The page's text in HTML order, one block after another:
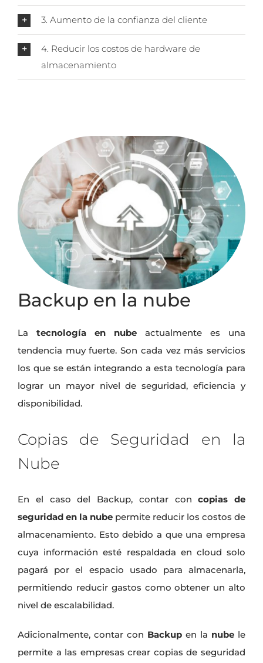
3. Aumento de la confianza del cliente
4. Reducir los costos de hardware de
almacenamiento
Backup en la nube
La tecnología en nube actualmente es una
tendencia muy fuerte. Son cada vez más servicios
los que se están integrando a esta tecnología para
lograr un mayor nivel de seguridad, eficiencia y
disponibilidad.
Copias de Seguridad en la
Nube
En el caso del Backup, contar concopias de
seguridad en la nube permite reducir los costos de
almacenamiento. Esto debido a que una empresa
cuya información esté respaldada en cloud solo
pagará por el espacio usado para almacenarla,
permitiendo reducir gastos como obtener un alto
nivel de escalabilidad.
Adicionalmente, contar con Backup en la nube le
permite a las empresas crear copias de seguridad